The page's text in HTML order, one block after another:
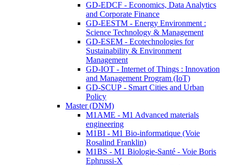
GD-EDCF - Economics, Data Analytics
and Corporate Finance
GD-EESTM - Energy Environment :
Science Technology & Management
GD-ESEM - Ecotechnologies for
Sustainability & Environment
Management
GD-IOT - Internet of Things : Innovation
and Management Program (IoT)
GD-SCUP - Smart Cities and Urban
Policy
Master (DNM)
M1AME - M1 Advanced materials
engineering
M1BI - M1 Bio-informatique (Voie
Rosalind Franklin)
M1BS - M1 Biologie-Santé - Voie Boris
Ephrussi-X